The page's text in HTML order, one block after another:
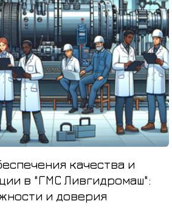
качества и
в "ГМС Ливгидромаш":
и доверия